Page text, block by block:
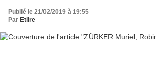
Publié le 21/02/2019 à 19:55
Par Etlire